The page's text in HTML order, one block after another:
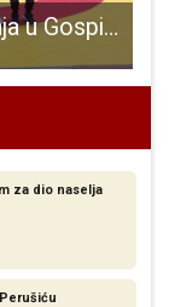
Nema brige za budućnost hrvanja u Gospiću!!! U Zagrebu osvojene tri titule prvaka države, jedno drugo mjesto i tri treća!!!
za dio naselja